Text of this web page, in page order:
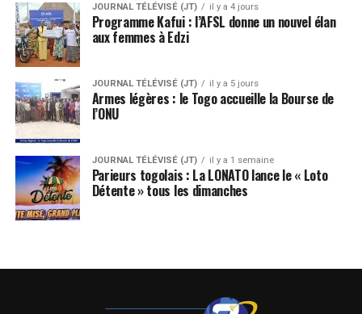
JOURNAL TÉLÉVISÉ (JT) il y a 4 jours
Programme Kafui : l’AFSL donne un nouvel élan
aux femmes à Edzi
JOURNAL TÉLÉVISÉ (JT) il y a 5 jours
Armes légères : le Togo accueille la Bourse de
l’ONU
JOURNAL TÉLÉVISÉ (JT) il y a 1 semaine
Parieurs togolais : La LONATO lance le « Loto
Détente » tous les dimanches